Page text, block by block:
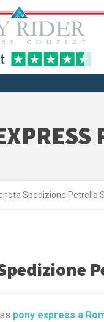
Spedizione Petrella
pony express a